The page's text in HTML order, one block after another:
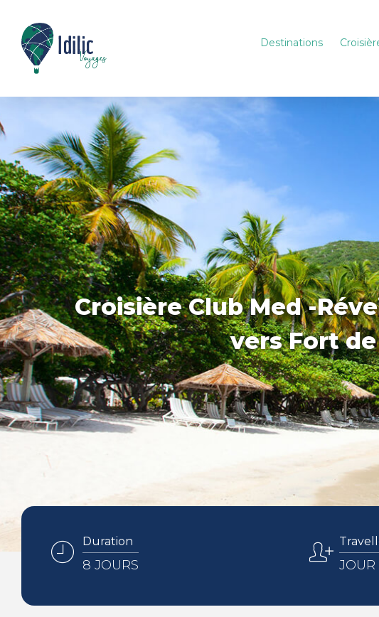
Destinations
Croisière Club Med -
vers Fort
Duration
8 JOURS JOUR